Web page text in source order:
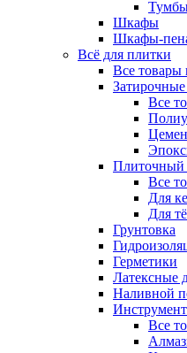
Шкафы
Шкафы-
Всё для плитки
Все товары
Все
Плиточный
Все
Для
Для
Грунтовка
Герметики
Латексные
Наливной
Все